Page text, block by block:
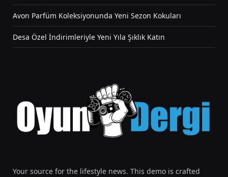
Avon Parfüm Koleksiyonunda Yeni Sezon Kokuları
Desa Özel İndirimleriyle Yeni Yıla Şıklık Katın
Your source for the lifestyle news. This demo is crafted